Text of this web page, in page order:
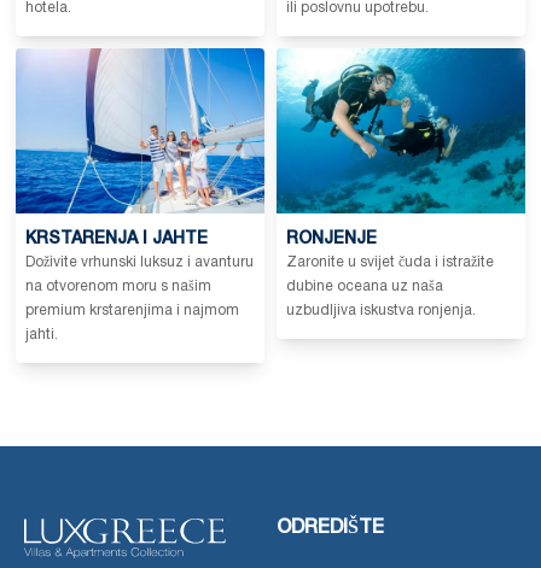
hotela.
ili poslovnu upotrebu.
KRSTARENJA I JAHTE
Doživite vrhunski luksuz i avanturu
na otvorenom moru s našim
premium krstarenjima i najmom
jahti.
RONJENJE
Zaronite u svijet čuda i istražite
dubine oceana uz naša
uzbudljiva iskustva ronjenja.
ODREDIŠTE